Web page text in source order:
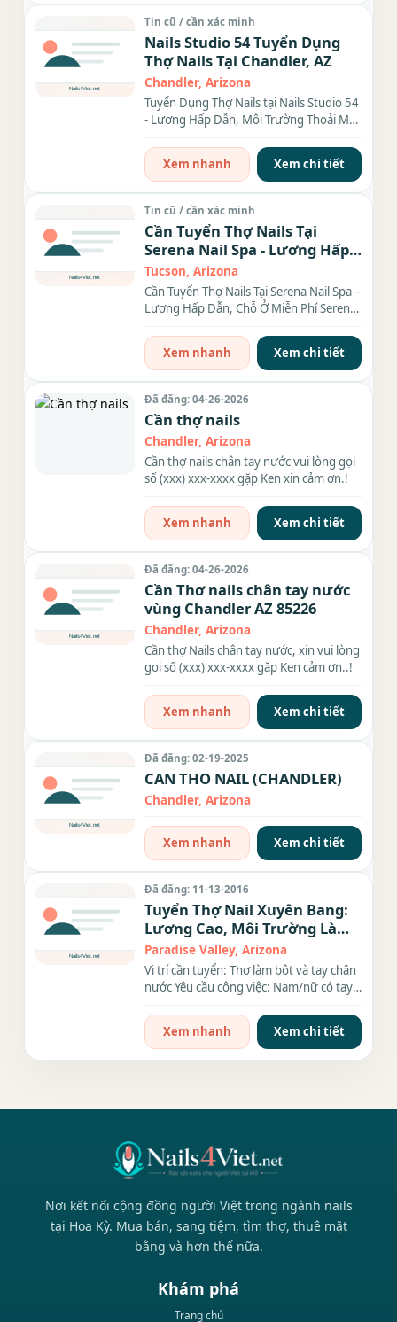
Tin cũ / cần xác minh
Nails Studio 54 Tuyển Dụng
Thợ Nails Tại Chandler, AZ
Chandler, Arizona
Tuyển Dụng Thợ Nails tại Nails Studio 54
- Lương Hấp Dẫn, Môi Trường Thoải Mái
Xem nhanh
Xem chi tiết
Tin cũ / cần xác minh
Cần Tuyển Thợ Nails Tại
Serena Nail Spa - Lương Hấp
Dẫn, Phúc Lợi Tốt
Tucson, Arizona
Cần Tuyển Thợ Nails Tại Serena Nail Spa –
Lương Hấp Dẫn, Chỗ Ở Miễn Phí Serena
Xem nhanh
Xem chi tiết
Đã đăng: 04-26-2026
Cần thợ nails
Chandler, Arizona
Cần thợ nails chân tay nước vui lòng gọi
số (xxx) xxx-xxxx gặp Ken xin cảm ơn.!
Xem nhanh Xem chi tiết
Đã đăng: 04-26-2026
Cần Thơ nails chân tay nước
vùng Chandler AZ 85226
Chandler, Arizona
Cần thợ Nails chân tay nước, xin vui lòng
gọi số (xxx) xxx-xxxx gặp Ken cảm ơn..!
Xem nhanh Xem chi tiết
Đã đăng: 02-19-2025
CAN THO NAIL (CHANDLER)
Chandler, Arizona
Xem nhanh Xem chi tiết
Đã đăng: 11-13-2016
Tuyển Thợ Nail Xuyên Bang:
Lương Cao, Môi Trường Làm
Việc Tốt Tại 7day Nails & Spa
Paradise Valley, Arizona
Vị trí cần tuyển: Thợ làm bột và tay chân
nước Yêu cầu công việc: Nam/nữ có tay
Xem nhanh
Xem chi tiết
Nơi kết nối cộng đồng người Việt trong ngành nails
tại Hoa Kỳ. Mua bán, sang tiệm, tìm thợ, thuê mặt
bằng và hơn thế nữa.
Khám phá
Trang chủ